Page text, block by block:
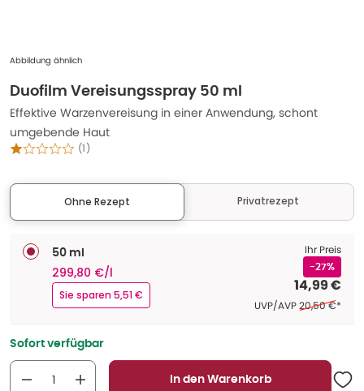
Abbildung ähnlich
Duofilm Vereisungsspray 50 ml
Effektive Warzenvereisung in einer Anwendung, schont
umgebende Haut
(1)
Ohne Rezept Privatrezept
50 ml
299,80 €/l
Sie sparen 5,51 €
Ihr Preis
-27%
14,99 €
UVP/AVPEhemaliger
20,50 €*
Sofort verfügbar
In den Warenkorb